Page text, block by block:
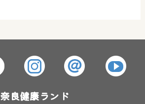
奈良健康ランド